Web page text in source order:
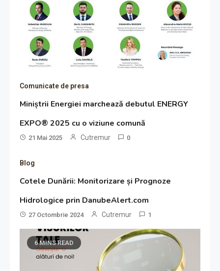
Comunicate de presa
Miniștrii Energiei marchează debutul ENERGY
EXPO® 2025 cu o viziune comună
21 Mai 2025 Cutremur 0
Blog
Cotele Dunării: Monitorizare și Prognoze
Hidrologice prin DanubeAlert.com
27 Octombrie 2024 Cutremur 1
6 MINS READ